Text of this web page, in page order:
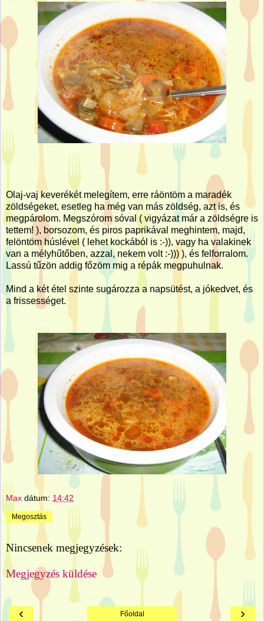
Olaj-vaj keverékét melegítem, erre ráöntöm a maradék
zöldségeket, esetleg ha még van más zöldség, azt is, és
megpárolom. Megszórom sóval ( vigyázat már a zöldségre is
tettem! ), borsozom, és piros paprikával meghintem, majd,
felöntöm húslével ( lehet kockából is :-)), vagy ha valakinek
van a mélyhűtőben, azzal, nekem volt :-))) ), és felforralom.
Lassú tűzön addig főzöm mig a répák megpuhulnak.
Mind a két étel szinte sugározza a napsütést, a jókedvet, és
a frissességet.
Max dátum: 14:42
Megosztás
Nincsenek megjegyzések:
Megjegyzés küldése
‹ ›
Főoldal